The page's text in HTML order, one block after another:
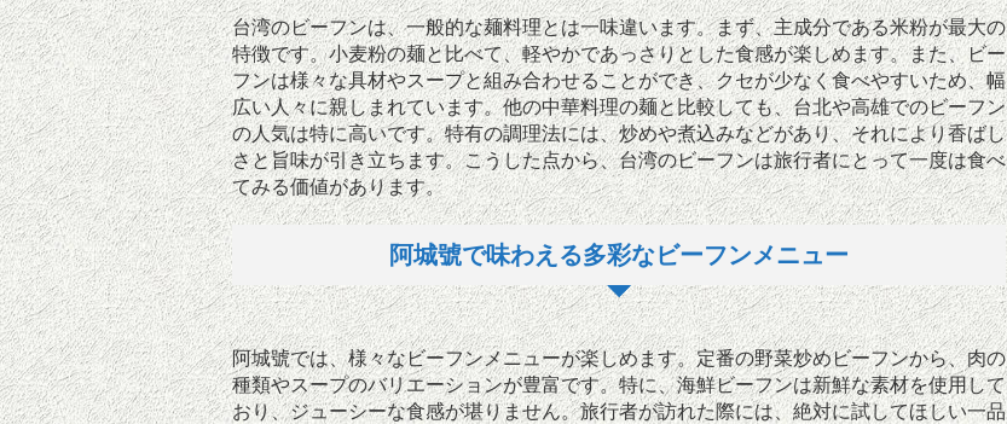
台湾のビーフンは、一般的な麺料理とは一味違います。まず、主成分である米粉が最大の
特徴です。小麦粉の麺と比べて、軽やかであっさりとした食感が楽しめます。また、ビー
フンは様々な具材やスープと組み合わせることができ、クセが少なく食べやすいため、幅
広い人々に親しまれています。他の中華料理の麺と比較しても、台北や高雄でのビーフン
の人気は特に高いです。特有の調理法には、炒めや煮込みなどがあり、それにより香ばし
さと旨味が引き立ちます。こうした点から、台湾のビーフンは旅行者にとって一度は食べ
てみる価値があります。
阿城號で味わえる多彩なビーフンメニュー
阿城號では、様々なビーフンメニューが楽しめます。定番の野菜炒めビーフンから、肉の
種類やスープのバリエーションが豊富です。特に、海鮮ビーフンは新鮮な素材を使用して
おり、ジューシーな食感が堪りません。旅行者が訪れた際には、絶対に試してほしい一品